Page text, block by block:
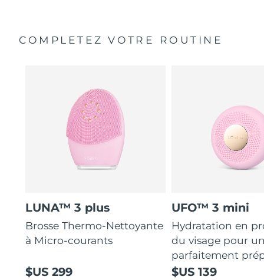
COMPLETEZ VOTRE ROUTINE
LUNA™ 3 plus
Brosse Thermo-Nettoyante
à Micro-courants
$US 299
UFO™ 3 mini
Hydratation en
du visage pour
parfaitement
$US 139